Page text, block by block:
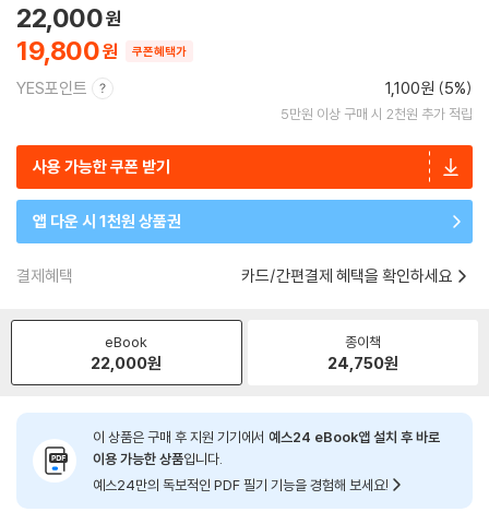
19,800
22,000
쿠폰혜택가
YES포인트 1,100원 (5%)
5만원 이상 구매 시 2천원 추가 적립
사용 가능한 쿠폰 받기
앱 다운 시 1천원 상품권
결제혜택 카드/간편결제 혜택을 확인하세요
eBook
22,000원
종이책
24,750원
이 상품은 구매 후 지원 기기에서 예스24 eBook앱 설치 후 바로
이용 가능한 상품입니다.
예스24만의 독보적인 PDF 필기 기능을 경험해 보세요!